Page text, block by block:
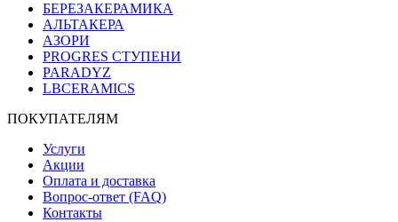
БЕРЕЗАКЕРАМИКА
АЛЬТАКЕРА
АЗОРИ
PROGRES СТУПЕНИ
PARADYZ
LBCERAMICS
ПОКУПАТЕЛЯМ
Услуги
Акции
Оплата и доставка
Вопрос-ответ (FAQ)
Контакты